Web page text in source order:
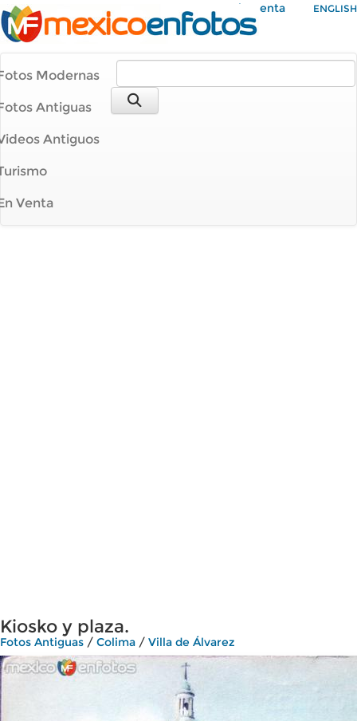
Mi Cuenta ENGLISH
Modernas
Antiguas
Antiguos
Venta
Kiosko y plaza.
Fotos Antiguas / Colima / Villa de Álvarez